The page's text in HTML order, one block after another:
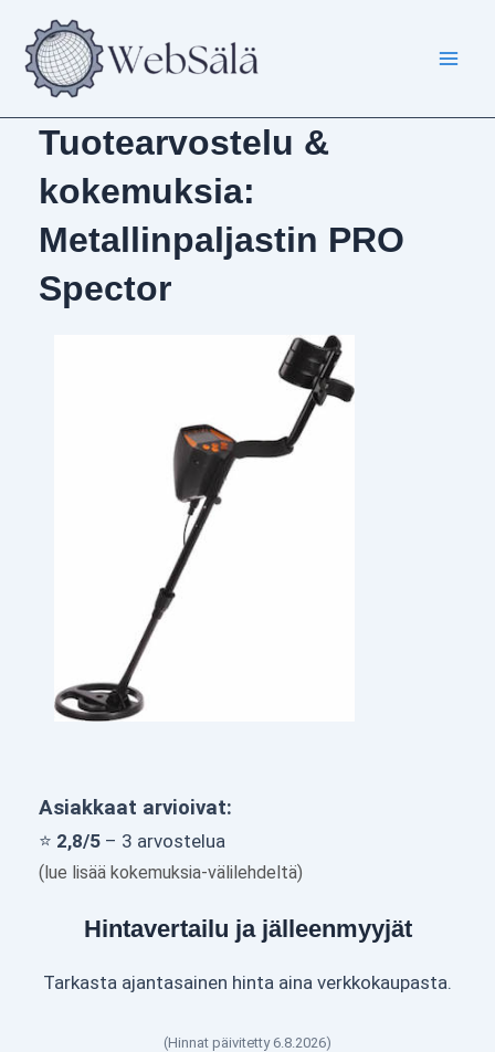
sisältöön
Tuotearvostelu &
kokemuksia:
Metallinpaljastin PRO
Spector
Asiakkaat arvioivat:
⭐ 2,8/5 – 3 arvostelua
(lue lisää kokemuksia-välilehdeltä)
Hintavertailu ja jälleenmyyjät
Tarkasta ajantasainen hinta aina verkkokaupasta.
(Hinnat päivitetty 6.8.2026)